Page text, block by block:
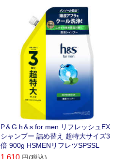
ニールセン売上データに基づく。)
P＆G h＆s for men リフレッシュEX
シャンプー 詰め替え 超特大サイズ3
倍 900g HSMENリフレツSPSSL